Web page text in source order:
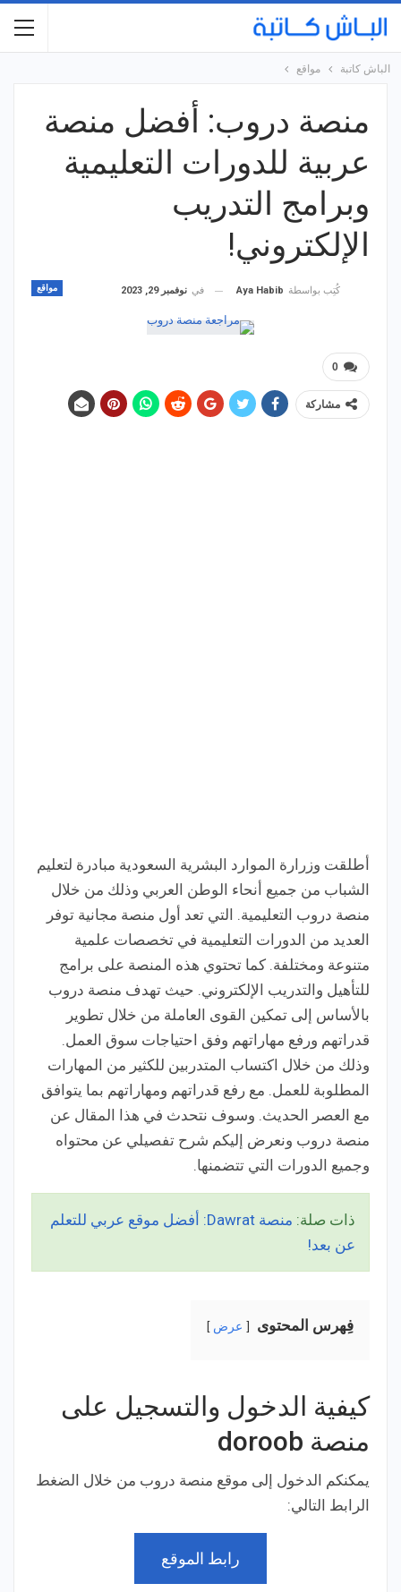
الباش كاتبة مواقع
منصة دروب: أفضل منصة
عربية للدورات التعليمية
وبرامج التدريب
الإلكتروني!
مواقع كُتِب بواسطة Aya Habib في نوفمبر 29, 2023
0
مشاركة
أطلقت وزرارة الموارد البشرية السعودية مبادرة لتعليم
الشباب من جميع أنحاء الوطن العربي وذلك من خلال
منصة دروب التعليمية. التي تعد أول منصة مجانية توفر
العديد من الدورات التعليمية في تخصصات علمية
متنوعة ومختلفة. كما تحتوي هذه المنصة على برامج
للتأهيل والتدريب الإلكتروني. حيث تهدف منصة دروب
بالأساس إلى تمكين القوى العاملة من خلال تطوير
قدراتهم ورفع مهاراتهم وفق احتياجات سوق العمل.
وذلك من خلال اكتساب المتدربين للكثير من المهارات
المطلوبة للعمل. مع رفع قدراتهم ومهاراتهم بما يتوافق
مع العصر الحديث. وسوف نتحدث في هذا المقال عن
منصة دروب ونعرض إليكم شرح تفصيلي عن محتواه
وجميع الدورات التي تتضمنها.
ذات صلة:
منصة Dawrat: أفضل موقع عربي للتعلم
عن بعد!
فِهرس المحتوى عرض
كيفية الدخول والتسجيل على
منصة doroob
يمكنكم الدخول إلى موقع منصة دروب من خلال الضغط
الرابط التالي:
رابط الموقع